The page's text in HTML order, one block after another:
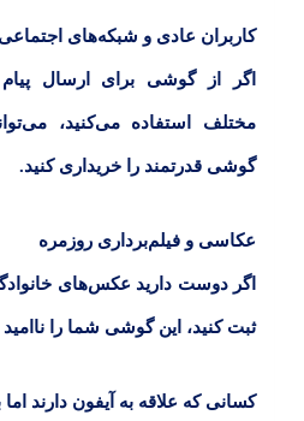
کاربران عادی و شبکه‌های اجتماعی
اگر از گوشی برای ارسال
مختلف استفاده می‌کنید،
گوشی قدرتمند را خریداری کنید.
عکاسی و فیلم‌برداری روزمره
اگر دوست دارید عکس‌های
ثبت کنید، این گوشی شما را
کسانی که علاقه به آیفون دارند